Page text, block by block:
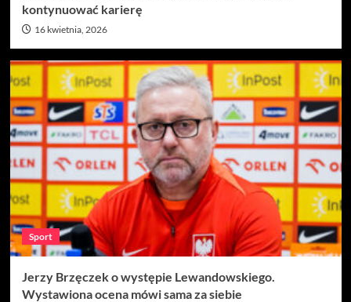
kontynuować karierę
16 kwietnia, 2026
Sport
Jerzy Brzęczek o występie Lewandowskiego.
Wystawiona ocena mówi sama za siebie